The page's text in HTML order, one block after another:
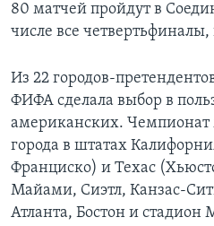
80 матчей пройдут в
числе все
Из 22 городов-
ФИФА сделала выбор в
американских. Чемпионат
города в штатах
Франциско) и Техас
Майами, Сиэтл, Канзас-
Атланта, Бостон и стадион